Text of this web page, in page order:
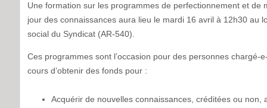
Une formation sur les programmes de perfectionnement et de
jour des connaissances aura lieu le mardi 16 avril à 12h30 au
social du Syndicat (AR-540).
Ces programmes sont l’occasion pour des personnes chargé-
cours d’obtenir des fonds pour :
Acquérir de nouvelles connaissances, créditées ou non,